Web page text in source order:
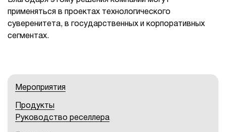
применяться в проектах технологического
суверенитета, в государственных и корпоративных
сегментах.
Мероприятия
Продукты
Руководство реселлера